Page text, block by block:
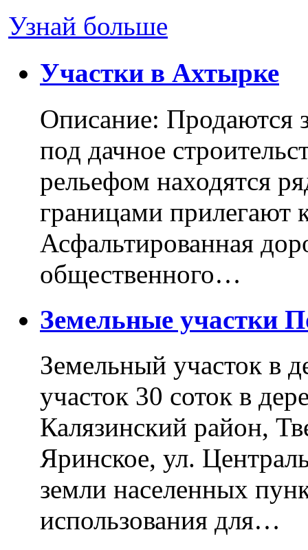
Узнай больше
Участки в Ахтырке
Описание: Продаются
под дачное
рельефом находятся
границами прилегают
Асфальтированная
общественного…
Земельные участки
Земельный участок в
участок 30 соток в
Калязинский район,
Яринское, ул.
земли населенных
использования для…